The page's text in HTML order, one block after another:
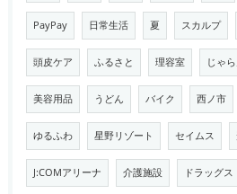
PayPay 日常生活 夏 スカルプ
頭皮ケア ふるさと 理容室 じゃ
美容用品 うどん バイク 西ノ市
ゆるふわ 星野リゾート セイムス
J:COMアリーナ 介護施設 ドラッグス